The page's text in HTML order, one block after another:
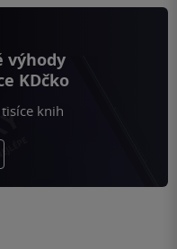
výhody
KDčko
knih